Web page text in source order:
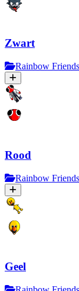
Zwart
Rainbow Friends
Rood
Rainbow Friends
Geel